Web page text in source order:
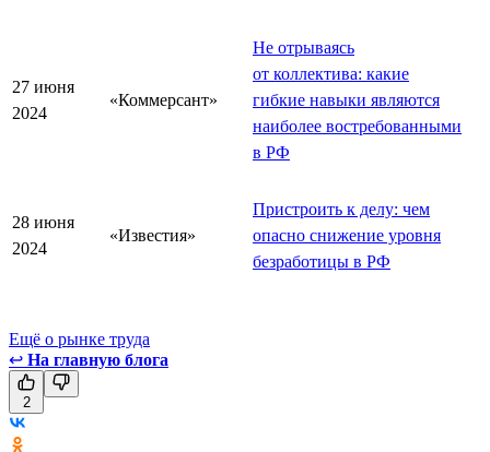
27 июня
2024
«Коммерсант»
Не отрываясь
от коллектива: какие
гибкие навыки являются
наиболее востребованными
в РФ
28 июня
2024
«Известия»
Пристроить к делу: чем
опасно снижение уровня
безработицы в РФ
Ещё о рынке труда
↩ На главную блога
2